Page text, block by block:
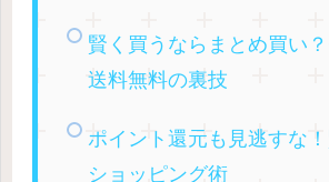
賢く買うならまとめ買い？
送料無料の裏技
ポイント還元も見逃すな
ショッピング術